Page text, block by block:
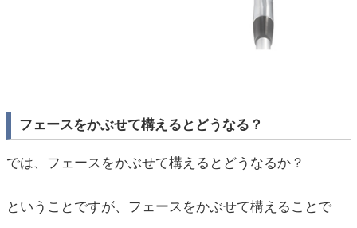
フェースをかぶせて構えるとどうなる？
では、フェースをかぶせて構えるとどうなるか？
ということですが、フェースをかぶせて構えることで